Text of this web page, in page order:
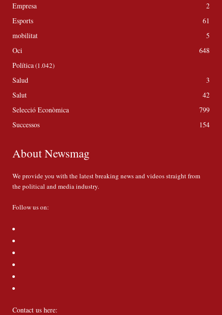
Empresa
2
Esports
61
mobilitat
5
Oci
648
Política(1.042)
Salud
3
Salut
42
Selecció Econòmica
799
Successos
154
About Newsmag
We provide you with the latest breaking news and videos straight from
the political and media industry.
Follow us on:
Contact us here: